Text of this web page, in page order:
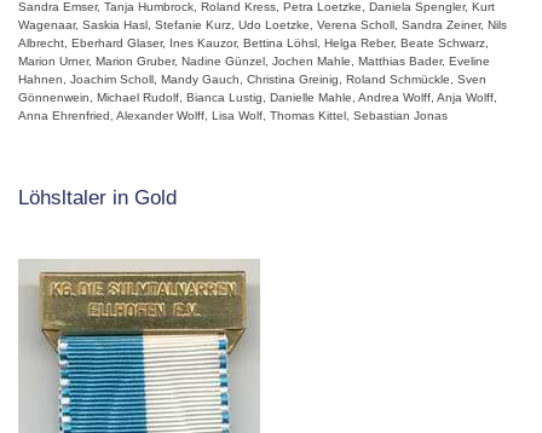
Sandra Emser, Tanja Humbrock, Roland Kress, Petra Loetzke, Daniela Spengler, Kurt
Wagenaar, Saskia Hasl, Stefanie Kurz, Udo Loetzke, Verena Scholl, Sandra Zeiner, Nils
Albrecht, Eberhard Glaser, Ines Kauzor, Bettina Löhsl, Helga Reber, Beate Schwarz,
Marion Urner, Marion Gruber, Nadine Günzel, Jochen Mahle, Matthias Bader, Eveline
Hahnen, Joachim Scholl, Mandy Gauch, Christina Greinig, Roland Schmückle, Sven
Gönnenwein, Michael Rudolf, Bianca Lustig, Danielle Mahle, Andrea Wolff, Anja Wolff,
Anna Ehrenfried, Alexander Wolff, Lisa Wolf, Thomas Kittel, Sebastian Jonas
Löhsltaler in Gold